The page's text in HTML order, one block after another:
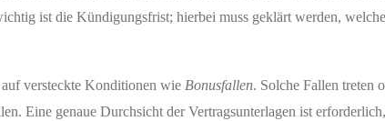
ist die Kündigungsfrist; hierbei muss geklärt werden,
versteckte Konditionen wie Bonusfallen. Solche Fallen treten
Eine genaue Durchsicht der Vertragsunterlagen ist